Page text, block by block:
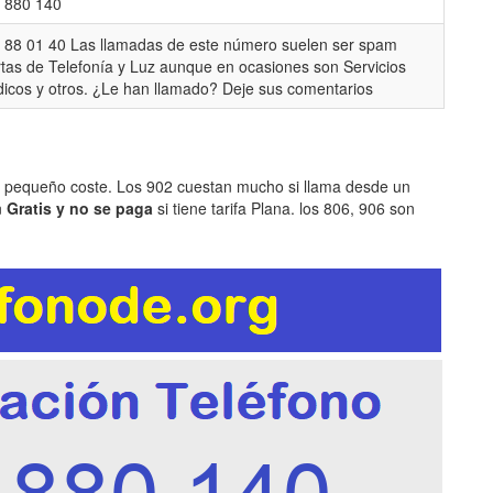
88 01 40 Las llamadas de este número suelen ser spam
de Telefonía y Luz aunque en ocasiones son Servicios
y otros. ¿Le han llamado? Deje sus comentarios
coste. Los 902 cuestan mucho si llama desde un
Gratis y no se paga si tiene tarifa Plana. los 806, 906 son